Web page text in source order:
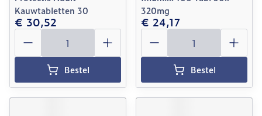
Kauwtabletten 30
€ 30,52
Aantal
Bestel
320mg
€ 24,17
Aantal
Bestel